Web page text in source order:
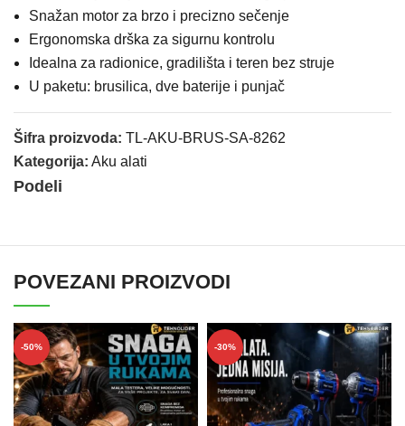
Snažan motor za brzo i precizno sečenje
Ergonomska drška za sigurnu kontrolu
Idealna za radionice, gradilišta i teren bez struje
U paketu: brusilica, dve baterije i punjač
Šifra proizvoda: TL-AKU-BRUS-SA-8262
Kategorija: Aku alati
Podeli
POVEZANI PROIZVODI
-50% -30%